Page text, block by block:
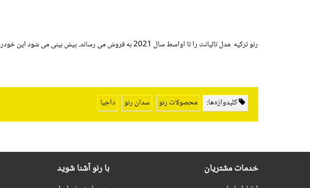
رنو ترکیه مدل تالیانت را تا اواسط سال 2021 به فروش می رساند. پیش بینی می شود این خودرو در سال 2022 وارد بازار شود و جایگزین واگن MCV لوگان و مینی ون Lodgy شود.
کلیدواژه‌ها: محصولات رنو سدان رنو داچیا
خدمات مشتریان با رنو آشنا شوید